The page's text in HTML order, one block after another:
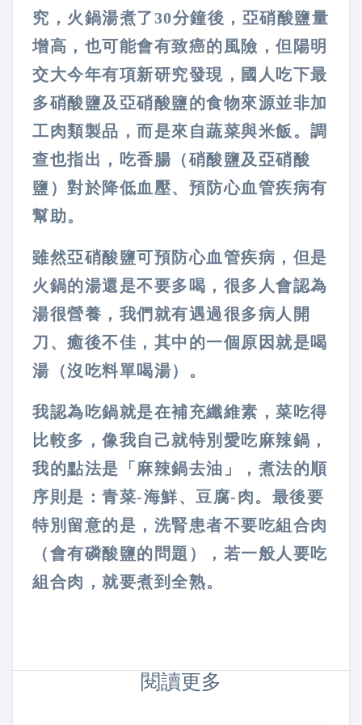
究，火鍋湯煮了30分鐘後，亞硝酸鹽量
增高，也可能會有致癌的風險，但陽明
交大今年有項新研究發現，國人吃下最
多硝酸鹽及亞硝酸鹽的食物來源並非加
工肉類製品，而是來自蔬菜與米飯。調
查也指出，吃香腸（硝酸鹽及亞硝酸
鹽）對於降低血壓、預防心血管疾病有
幫助。
雖然亞硝酸鹽可預防心血管疾病，但是
火鍋的湯還是不要多喝，很多人會認為
湯很營養，我們就有遇過很多病人開
刀、癒後不佳，其中的一個原因就是喝
湯（沒吃料單喝湯）。
我認為吃鍋就是在補充纖維素，菜吃得
比較多，像我自己就特別愛吃麻辣鍋，
我的點法是「麻辣鍋去油」，煮法的順
序則是：青菜-海鮮、豆腐-肉。最後要
特別留意的是，洗腎患者不要吃組合肉
（會有磷酸鹽的問題），若一般人要吃
組合肉，就要煮到全熟。
閱讀更多